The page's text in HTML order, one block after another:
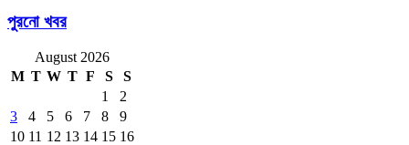
পুরনো খবর
August 2026
M T W T F S
S
1
2
3
4 5 6 7 8
9
10 11 12 13 14 15 16